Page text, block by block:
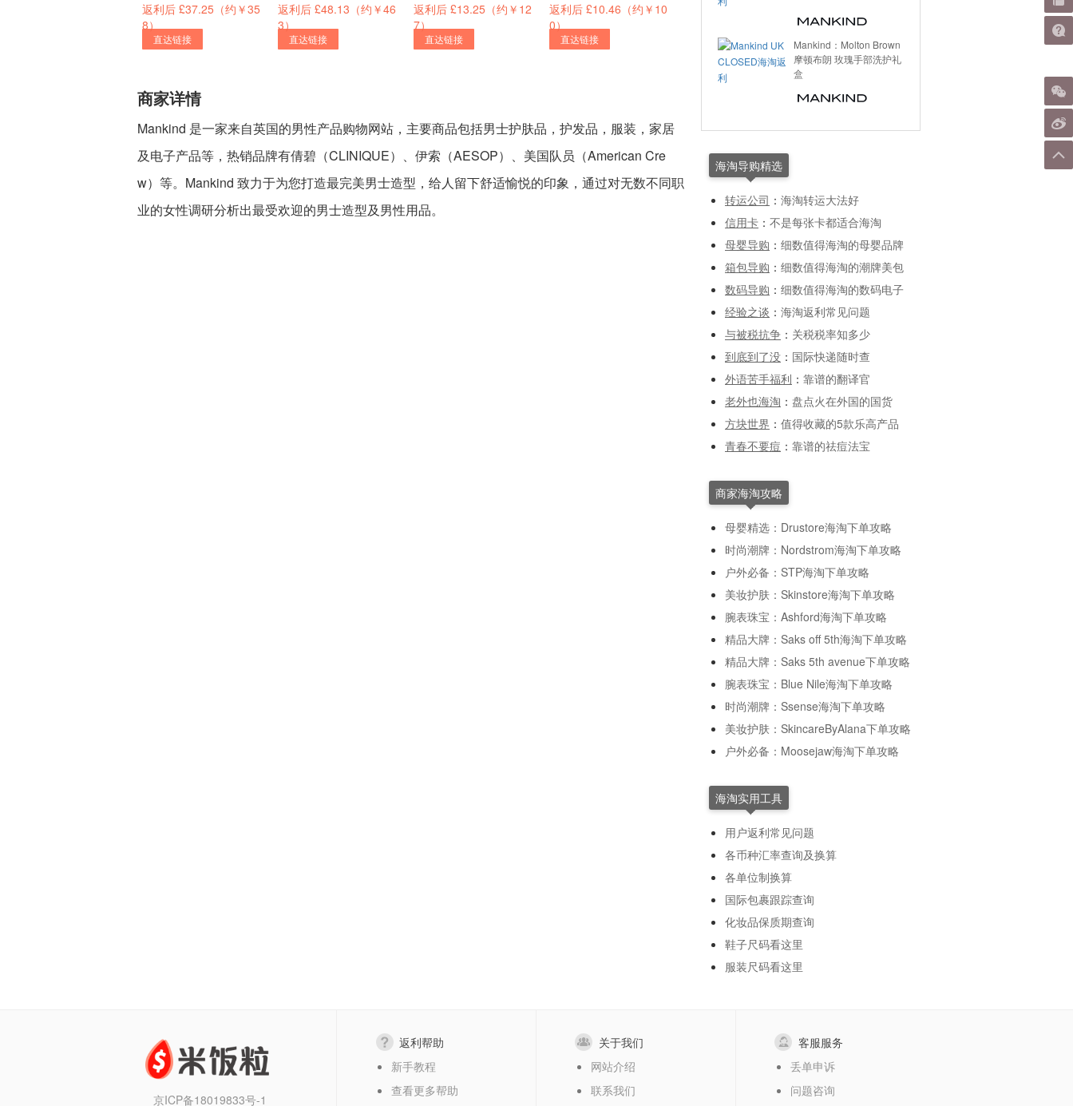
返利后 £37.25（约￥35
8）
直达链接
返利后 £48.13（约￥46
3）
直达链接
返利后 £13.25（约￥12
7）
直达链接
返利后 £10.46（约￥10
0）
直达链接
商家详情
Mankind 是一家来自英国的男性产品购物网站，主要商品包括男士护肤品，护发品，服装，家居
及电子产品等，热销品牌有倩碧（CLINIQUE）、伊索（AESOP）、美国队员（American Cre
w）等。Mankind 致力于为您打造最完美男士造型，给人留下舒适愉悦的印象，通过对无数不同职
业的女性调研分析出最受欢迎的男士造型及男性用品。
Mankind：Molton Brown
摩顿布朗 玫瑰手部洗护礼
盒
海淘导购精选
转运公司 ： 海淘转运大法好
信用卡 ： 不是每张卡都适合海淘
母婴导购 ： 细数值得海淘的母婴品牌
箱包导购 ： 细数值得海淘的潮牌美包
数码导购 ： 细数值得海淘的数码电子
经验之谈 ： 海淘返利常见问题
与被税抗争 ： 关税税率知多少
到底到了没 ： 国际快递随时查
外语苦手福利 ： 靠谱的翻译官
老外也海淘 ： 盘点火在外国的国货
方块世界 ： 值得收藏的5款乐高产品
青春不要痘 ： 靠谱的祛痘法宝
商家海淘攻略
母婴精选：Drustore海淘下单攻略
时尚潮牌：Nordstrom海淘下单攻略
户外必备：STP海淘下单攻略
美妆护肤：Skinstore海淘下单攻略
腕表珠宝：Ashford海淘下单攻略
精品大牌：Saks off 5th海淘下单攻略
精品大牌：Saks 5th avenue下单攻略
腕表珠宝：Blue Nile海淘下单攻略
时尚潮牌：Ssense海淘下单攻略
美妆护肤：SkincareByAlana下单攻略
户外必备：Moosejaw海淘下单攻略
海淘实用工具
用户返利常见问题
各币种汇率查询及换算
各单位制换算
国际包裹跟踪查询
化妆品保质期查询
鞋子尺码看这里
服装尺码看这里
京ICP备18019833号-1
返利帮助
新手教程
查看更多帮助
关于我们
网站介绍
联系我们
客服服务
丢单申诉
问题咨询